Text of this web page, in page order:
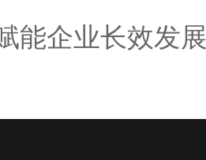
能企业长效发